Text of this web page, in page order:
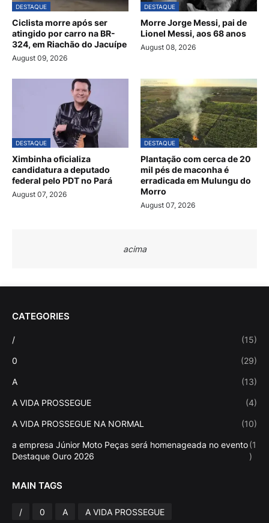
DESTAQUE
Ciclista morre após ser
atingido por carro na BR-
324, em Riachão do Jacuípe
August 09, 2026
DESTAQUE
Morre Jorge Messi, pai de
Lionel Messi, aos 68 anos
August 08, 2026
DESTAQUE
Ximbinha oficializa
candidatura a deputado
federal pelo PDT no Pará
August 07, 2026
DESTAQUE
Plantação com cerca de 20
mil pés de maconha é
erradicada em Mulungu do
Morro
August 07, 2026
acima
CATEGORIES
/ (15)
0 (29)
A (13)
A VIDA PROSSEGUE (4)
A VIDA PROSSEGUE NA NORMAL (10)
a empresa Júnior Moto Peças será homenageada no evento
Destaque Ouro 2026
(1
)
MAIN TAGS
/ 0 A
A VIDA PROSSEGUE